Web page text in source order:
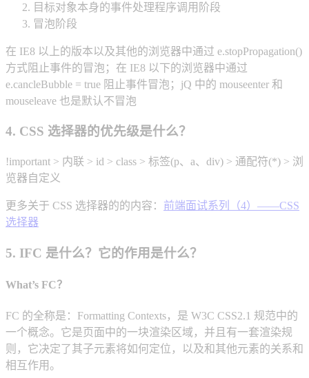
目标对象本身的事件处理程序调用阶段
冒泡阶段
在 IE8 以上的版本以及其他的浏览器中通过 e.stopPropagation()
方式阻止事件的冒泡；在 IE8 以下的浏览器中通过
e.cancleBubble = true 阻止事件冒泡；jQ 中的 mouseenter 和
mouseleave 也是默认不冒泡
4. CSS 选择器的优先级是什么？
!important > 内联 > id > class > 标签(p、a、div) > 通配符(*) > 浏
览器自定义
更多关于 CSS 选择器的的内容： 前端面试系列（4）——CSS
选择器
5. IFC 是什么？它的作用是什么？
What’s FC？
FC 的全称是：Formatting Contexts，是 W3C CSS2.1 规范中的
一个概念。它是页面中的一块渲染区域，并且有一套渲染规
则，它决定了其子元素将如何定位，以及和其他元素的关系和
相互作用。